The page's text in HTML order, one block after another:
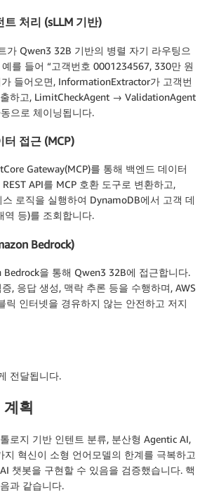
트 처리 (sLLM 기반)
가 Qwen3 32B 기반의 병렬 자기 라우팅으
를 들어 “고객번호 0001234567, 330만 원
들어오면, InformationExtractor가 고객번
하고, LimitCheckAgent → ValidationAgent
으로 체이닝됩니다.
터 접근 (MCP)
Gateway(MCP)를 통해 백엔드 데이터
API를 MCP 호환 도구로 변환하고,
로직을 실행하여 DynamoDB에서 고객 데
역 등)를 조회합니다.
Bedrock)
을 통해 Qwen3 32B에 접근합니다.
, 응답 생성, 맥락 추론 등을 수행하며, AWS
릭 인터넷을 경유하지 않는 안전하고 저지
전달됩니다.
획
로지 기반 인텐트 분류, 분산형 Agentic AI,
혁신이 소형 언어모델의 한계를 극복하고
챗봇을 구현할 수 있음을 검증했습니다. 핵
과 같습니다.